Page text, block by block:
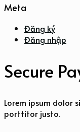
Meta
Đăng ký
Đăng nhập
Secure
Lorem ipsum dolor
porttitor justo.